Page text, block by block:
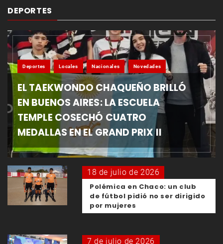
DEPORTES
Deportes Locales Nacionales Novedades
EL TAEKWONDO CHAQUEÑO BRILLÓ
EN BUENOS AIRES: LA ESCUELA
TEMPLE COSECHÓ CUATRO
MEDALLAS EN EL GRAND PRIX II
18 de julio de 2026
Polémica en Chaco: un club
de fútbol pidió no ser dirigido
por mujeres
7 de julio de 2026